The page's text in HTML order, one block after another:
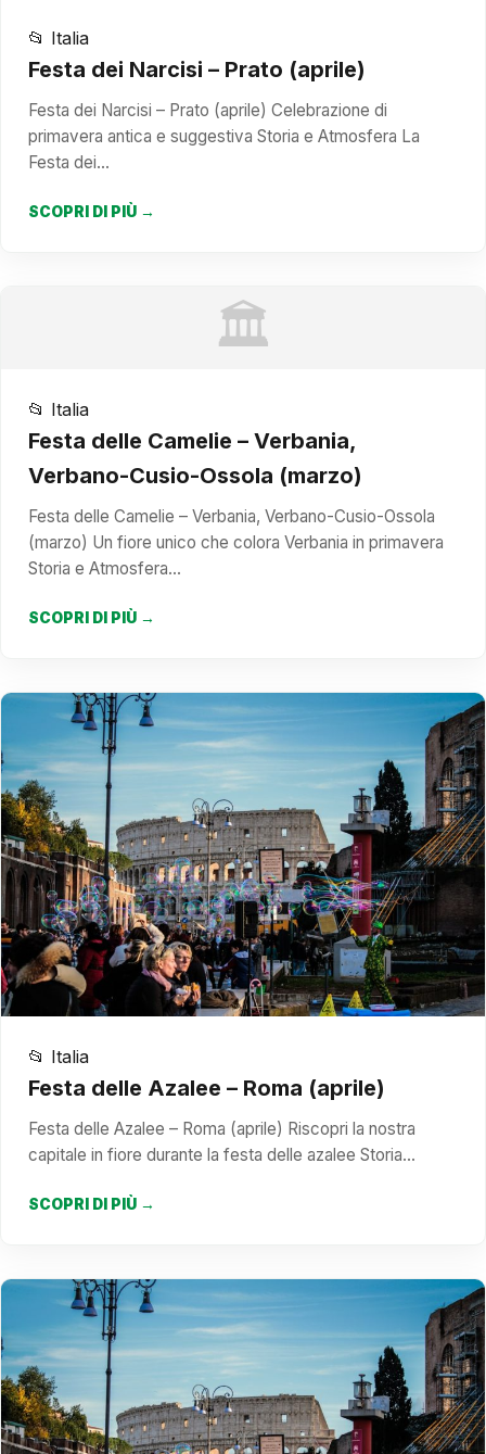
📂 Italia
Festa dei Narcisi – Prato (aprile)
Festa dei Narcisi – Prato (aprile) Celebrazione di
primavera antica e suggestiva Storia e Atmosfera La
Festa dei…
SCOPRI DI PIÙ →
🏛️
📂 Italia
Festa delle Camelie – Verbania,
Verbano-Cusio-Ossola (marzo)
Festa delle Camelie – Verbania, Verbano-Cusio-Ossola
(marzo) Un fiore unico che colora Verbania in primavera
Storia e Atmosfera…
SCOPRI DI PIÙ →
📂 Italia
Festa delle Azalee – Roma (aprile)
Festa delle Azalee – Roma (aprile) Riscopri la nostra
capitale in fiore durante la festa delle azalee Storia…
SCOPRI DI PIÙ →